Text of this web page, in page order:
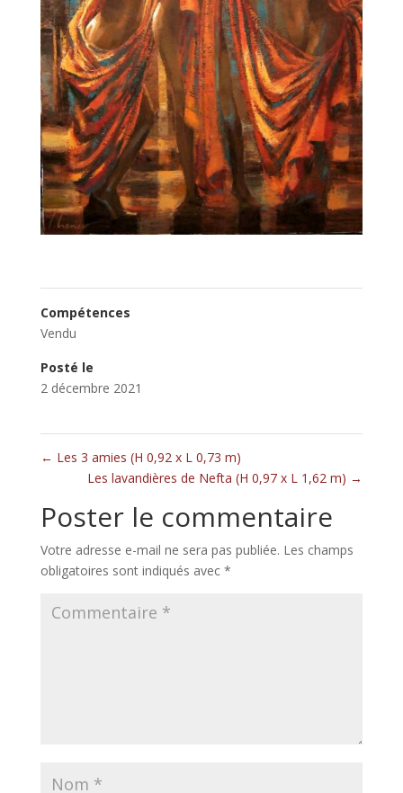
Compétences
Vendu
Posté le
2 décembre 2021
← Les 3 amies (H 0,92 x L 0,73 m)
Les lavandières de Nefta (H 0,97 x L 1,62 m) →
Poster le commentaire
Votre adresse e-mail ne sera pas publiée. Les champs
obligatoires sont indiqués avec *